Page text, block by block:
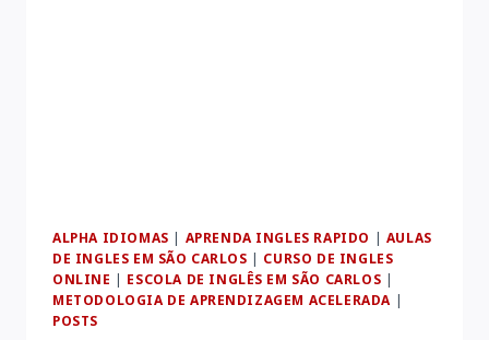
ALPHA IDIOMAS | APRENDA INGLES RAPIDO | AULAS
DE INGLES EM SÃO CARLOS | CURSO DE INGLES
ONLINE | ESCOLA DE INGLÊS EM SÃO CARLOS |
METODOLOGIA DE APRENDIZAGEM ACELERADA |
POSTS